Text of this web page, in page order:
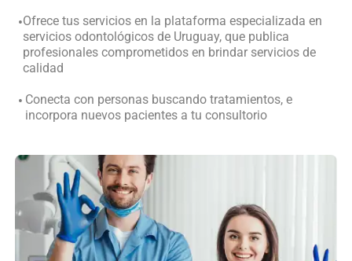
Ofrece tus servicios en la plataforma especializada en
servicios odontológicos de Uruguay, que publica
profesionales comprometidos en brindar servicios de
calidad
Conecta con personas buscando tratamientos, e
incorpora nuevos pacientes a tu consultorio